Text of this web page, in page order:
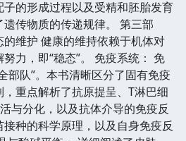
的形成过程以及受精和胚胎发育
传物质的传递规律。 第三部
维护 健康的维持依赖于机体对
力，即“稳态”。 免疫系统： 免
部队”。本书清晰区分了固有免疫
重点解析了抗原提呈、T淋巴细
与分化，以及抗体介导的免疫反
种的科学原理，以及自身免疫反